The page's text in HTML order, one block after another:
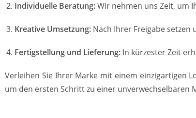
Individuelle Beratung:Wir nehmen uns Zeit, um
Kreative Umsetzung: Nach Ihrer Freigabe setzen
Fertigstellung und Lieferung: In kürzester Zeit
Verleihen Sie Ihrer Marke mit einem einzigartigen
um den ersten Schritt zu einer unverwechselbaren